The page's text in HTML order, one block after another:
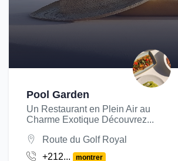
Pool Garden
Un Restaurant en Plein Air au
Charme Exotique Découvrez...
Route du Golf Royal
+212...
montrer